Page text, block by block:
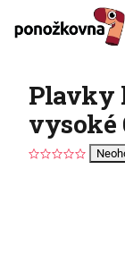
Plavky
vysoké